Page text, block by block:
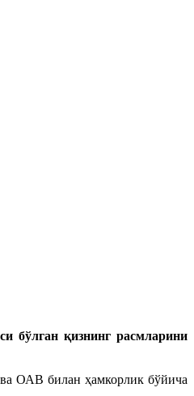
бўлган қизнинг расмларини
ОАВ билан ҳамкорлик бўйича